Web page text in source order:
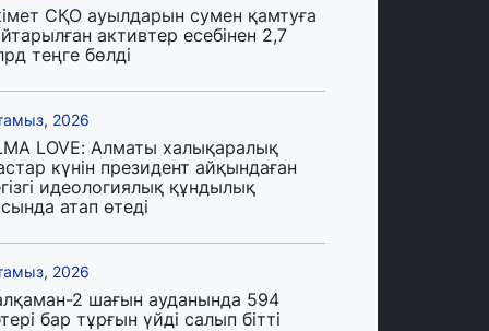
СҚО ауылдарын сумен қамтуға
активтер есебінен 2,7
теңге бөлді
2026
LOVE: Алматы халықаралық
күнін президент айқындаған
идеологиялық құндылық
атап өтеді
2026
2 шағын ауданында 594
бар тұрғын үйді салып бітті